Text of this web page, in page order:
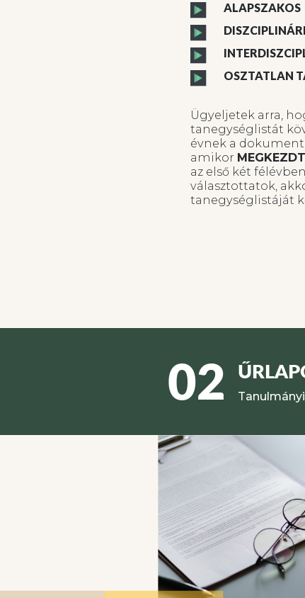
ALAPSZAKOS
OSZTATLAN
Ügyeljetek arra,
tanegységlistát
évnek a
amikor
az első két
választottatok,
tanegységlistáját
02